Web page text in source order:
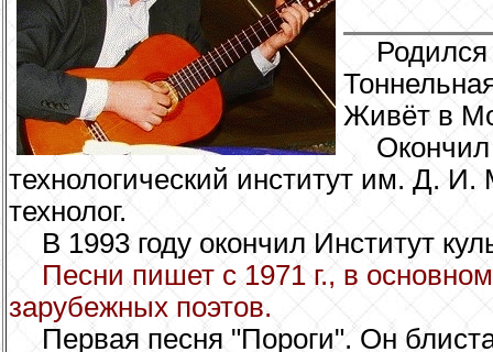
Живёт в
технологический институт им. Д.
технолог.
В 1993 году окончил Институт
Песни пишет с 1971 г., в
зарубежных поэтов.
Первая песня "Пороги". Он